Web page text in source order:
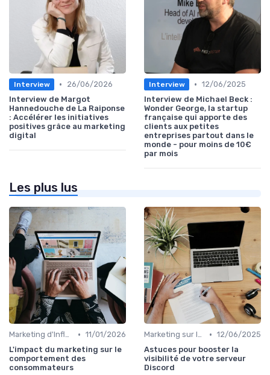
Interview •
26/06/2026
Interview de Margot
Hannedouche de La Raiponse
: Accélérer les initiatives
positives grâce au marketing
digital
Interview • 12/06/2025
Interview de Michael Beck :
Wonder George, la startup
française qui apporte des
clients aux petites
entreprises partout dans le
monde - pour moins de 10€
par mois
Les plus lus
Marketing d'Influence • 11/01/2026
L'impact du marketing sur le
comportement des
consommateurs
Marketing sur les Réseaux Sociaux • 12/06/2025
Astuces pour booster la
visibilité de votre serveur
Discord